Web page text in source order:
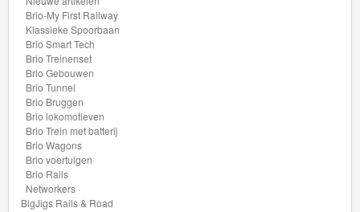
autos
Siku
GraviTrax
Little
Dutch
Super
Brio-My First Railway
Klassieke Spoorbaan
Brio Smart Tech
Brio Treinenset
Brio Gebouwen
Brio Tunnel
Brio Bruggen
Brio lokomotieven
Brio Trein met batterij
Brio Wagons
Brio voertuigen
Brio Rails
Networkers
BigJigs Rails & Road